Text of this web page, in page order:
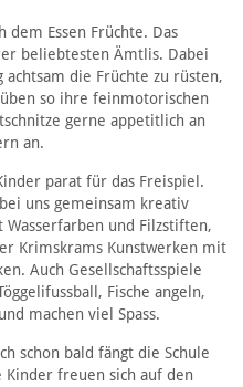
dem Essen Früchte. Das
beliebtesten Ämtlis. Dabei
die Früchte zu rüsten,
so ihre feinmotorischen
gerne appetitlich an
an.
parat für das Freispiel.
uns gemeinsam kreativ
und Filzstiften,
Krimskrams Kunstwerken mit
Auch Gesellschaftsspiele
Fische angeln,
machen viel Spass.
schon bald fängt die Schule
freuen sich auf den